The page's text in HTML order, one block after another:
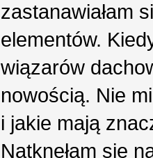
zastanawiałam
elementów.
wiązarów
nowością. Nie
i jakie mają
Natknęłam się